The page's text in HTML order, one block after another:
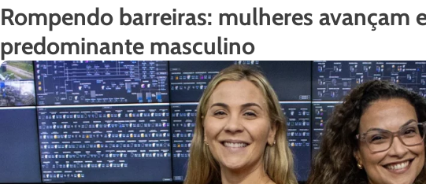
Rompendo barreiras: mulheres avançam
predominante masculino